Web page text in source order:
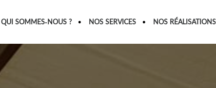
QUI SOMMES-NOUS ? NOS SERVICES NOS RÉALISATIONS